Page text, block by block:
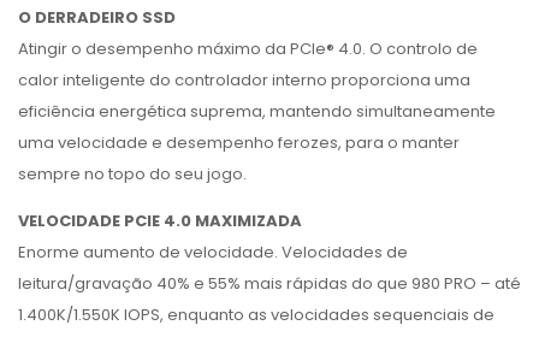
O DERRADEIRO SSD
Atingir o desempenho máximo da PCIe® 4.0. O controlo de
calor inteligente do controlador interno proporciona uma
eficiência energética suprema, mantendo simultaneamente
uma velocidade e desempenho ferozes, para o manter
sempre no topo do seu jogo.
VELOCIDADE PCIE 4.0 MAXIMIZADA
Enorme aumento de velocidade. Velocidades de
leitura/gravação 40% e 55% mais rápidas do que 980 PRO – até
1.400K/1.550K IOPS, enquanto as velocidades sequenciais de